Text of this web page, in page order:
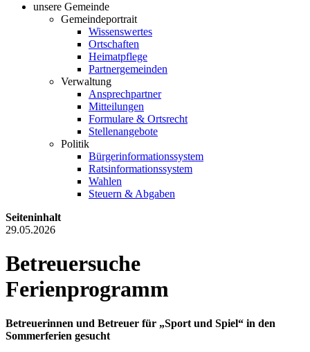
unsere Gemeinde
Gemeindeportrait
Wissenswertes
Ortschaften
Heimatpflege
Partnergemeinden
Verwaltung
Ansprechpartner
Mitteilungen
Formulare & Ortsrecht
Stellenangebote
Politik
Bürgerinformationssystem
Ratsinformationssystem
Wahlen
Steuern & Abgaben
Seiteninhalt
29.05.2026
Betreuersuche
Ferienprogramm
Betreuerinnen und Betreuer für „Sport und Spiel“ in den
Sommerferien gesucht